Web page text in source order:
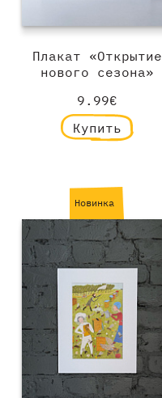
Плакат «Открытие
нового сезона»
9.99€
Купить
Новинка